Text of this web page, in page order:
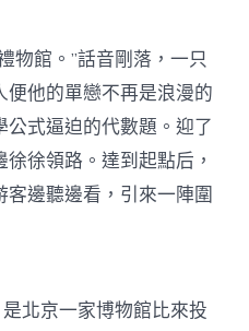
館。”話音剛落，一只
他的單戀不再是浪漫的
式逼迫的代數題。迎了
徐領路。達到起點后，
邊聽邊看，引來一陣圍
北京一家博物館比來投